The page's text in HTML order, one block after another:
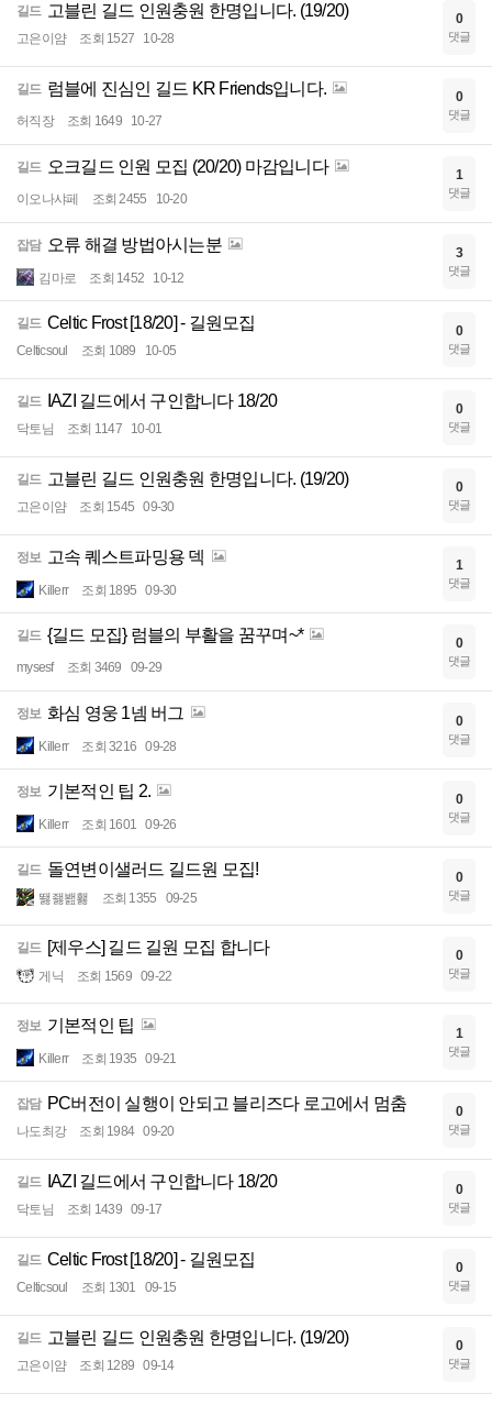
길드 고블린 길드 인원충원 한명입니다. (19/20)
고은이얌 조회 1527 10-28
0
댓글
길드 럼블에 진심인 길드 KR Friends입니다.
허직장 조회 1649 10-27
0
댓글
길드 오크길드 인원 모집 (20/20) 마감입니다
이오나샤페 조회 2455 10-20
1
댓글
잡담 오류 해결 방법아시는분
김마로 조회 1452 10-12
3
댓글
길드 Celtic Frost [18/20] - 길원모집
Celticsoul 조회 1089 10-05
0
댓글
길드 IAZI 길드에서 구인합니다 18/20
닥토님 조회 1147 10-01
0
댓글
길드 고블린 길드 인원충원 한명입니다. (19/20)
고은이얌 조회 1545 09-30
0
댓글
정보 고속 퀘스트파밍용 덱
Killerr 조회 1895 09-30
1
댓글
길드 {길드 모집} 럼블의 부활을 꿈꾸며~*
mysesf 조회 3469 09-29
0
댓글
정보 화심 영웅 1넴 버그
Killerr 조회 3216 09-28
0
댓글
정보 기본적인 팁 2.
Killerr 조회 1601 09-26
0
댓글
길드 돌연변이샐러드 길드원 모집!
뙗좷봺홿 조회 1355 09-25
0
댓글
길드 [제우스] 길드 길원 모집 합니다
게닉 조회 1569 09-22
0
댓글
정보 기본적인 팁
Killerr 조회 1935 09-21
1
댓글
잡담 PC버전이 실행이 안되고 블리즈다 로고에서 멈춤
나도최강 조회 1984 09-20
0
댓글
길드 IAZI 길드에서 구인합니다 18/20
닥토님 조회 1439 09-17
0
댓글
길드 Celtic Frost [18/20] - 길원모집
Celticsoul 조회 1301 09-15
0
댓글
길드 고블린 길드 인원충원 한명입니다. (19/20)
고은이얌 조회 1289 09-14
0
댓글